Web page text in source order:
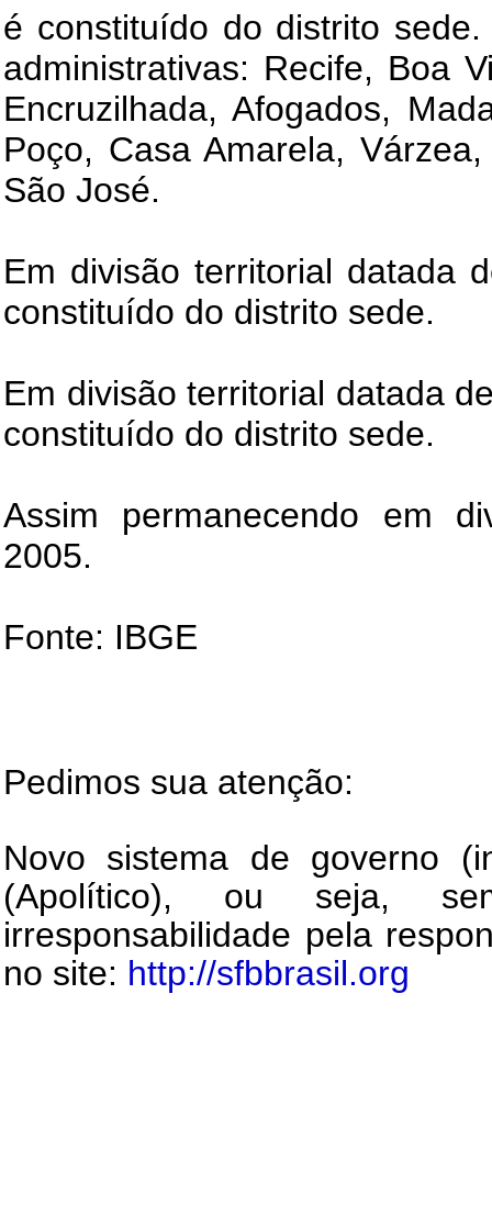
é constituído do distrito
administrativas: Recife, Boa
Encruzilhada, Afogados,
Poço, Casa Amarela,
São José.
Em divisão territorial datada
constituído do distrito sede.
Em divisão territorial datada
constituído do distrito sede.
Assim permanecendo em
2005.
Fonte: IBGE
Pedimos sua atenção:
Novo sistema de governo
(Apolítico), ou seja,
irresponsabilidade pela
no site: http://sfbbrasil.org